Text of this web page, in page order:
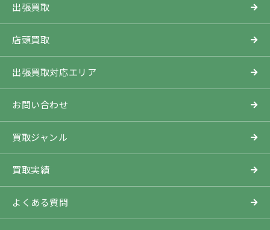
出張買取
店頭買取
出張買取対応エリア
お問い合わせ
買取ジャンル
買取実績
よくある質問